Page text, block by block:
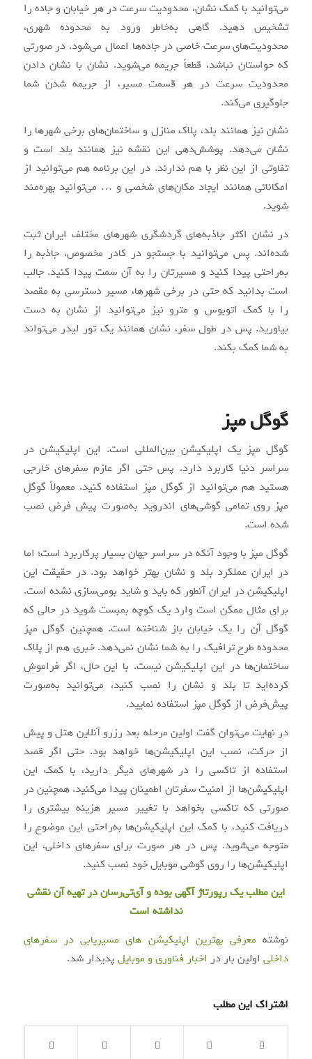
می‌توانید با کمک نشان، محدودیت سرعت در هر خیابان و جاده را
تشخیص دهید. گاهی به‌خاطر ورود به محدوده شهری،
محدودیت‌های سرعت خاصی در جاده‌ها اعمال می‌شود. در صورتی
که حواستان نباشد، قطعاً جریمه می‌شوید. نشان با نشان دادن
محدودیت سرعت در هر قسمت مسیر، از جریمه شدن شما
جلوگیری می‌کند.
نشان نیز همانند بلد، پلاک منازل و ساختمان‌های برخی شهرها را
نشان می‌دهد. پوشش‌دهی این نقشه نیز همانند بلد است و
تفاوتی از این نظر با هم ندارند. در این برنامه هم می‌توانید از
امکاناتی همانند ایجاد مکان‌های شخصی و … می‌توانید بهره‌مند
شوید.
در نشان اکثر جاذبه‌های گردشگری شهرهای مختلف ایران ثبت
شده‌اند. پس می‌توانید با جستجو در کادر مخصوص، جاذبه را
به‌راحتی پیدا کنید و مسیرتان را به آن سمت پیدا کنید. جالب
است بدانید که حتی در برخی شهرها، مسیر دسترسی به مقصد
را با کمک اتوبوس و مترو نیز می‌توانید از نشان به دست
بیاورید. پس در طول سفر، نشان همانند یک تور لیدر می‌تواند
به شما کمک بکند.
گوگل مپز
گوگل مپز یک اپلیکیشن بین‌المللی است. این اپلیکیشن در
سراسر دنیا کاربرد دارد. پس حتی اگر عازم سفرهای خارجی
هستید هم می‌توانید از گوگل مپز استفاده کنید. معمولاً گوگل
مپز روی تمامی گوشی‌های اندروید به‌صورت پیش فرض نصب
شده است.
گوگل مپز با وجود آنکه در سراسر جهان بسیار پرکاربرد است؛ اما
در ایران عملکرد بلد و نشان بهتر خواهد بود. در حقیقت این
اپلیکیشن در ایران آنطور که باید و شاید بومی‌سازی نشده است.
برای مثال ممکن است وارد یک کوچه بمبست شوید در حالی که
گوگل آن را یک خیابان باز شناخته است. همچنین گوگل مپز
محدوده طرح ترافیک را به شما نشان نمی‌دهد. خبری هم از پلاک
ساختمان‌ها در این اپلیکیشن نیست. با این حال، اگر فراموش
کرده‌اید تا بلد و نشان را نصب کنید، می‌توانید به‌صورت
پیش‌فرض از گوگل مپز استفاده نمایید.
در نهایت می‌توان گفت اولین مرحله بعد رزرو آنلاین هتل و پیش
از حرکت، نصب این اپلیکیشن‌ها خواهد بود. حتی اگر قصد
استفاده از تاکسی را در شهرهای دیگر دارید، با کمک این
اپلیکیشن‌ها از امنیت سفرتان اطمینان پیدا می‌کنید. همچنین در
صورتی که تاکسی بخواهد با تغییر مسیر هزینه بیشتری را
دریافت کنید، با کمک این اپلیکیشن‌ها به‌راحتی این موضوع را
متوجه می‌شوید. پس در هر صورت برای سفرهای داخلی، این
اپلیکیشن‌ها را روی گوشی موبایل خود نصب کنید.
این مطلب یک رپورتاژ آگهی بوده و آی‌تی‌رسان در تهیه آن نقشی
نداشته است
نوشته معرفی بهترین اپلیکیشن های مسیریابی در سفرهای
داخلیاولین بار در اخبار فناوری و موبایلپدیدار شد.
اشتراک این مطلب